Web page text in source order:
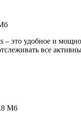
– это удобное и
все
Мб